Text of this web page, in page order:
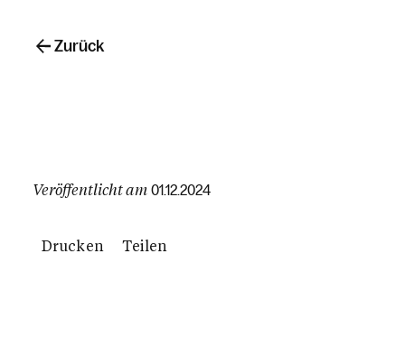
Veröffentlicht am 01.12.2024
Drucken Teilen
Zurück